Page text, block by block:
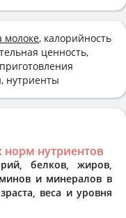
молоке, калорийность
ценность,
нутриенты
норм нутриентов
белков, жиров,
и минералов в
веса и уровня